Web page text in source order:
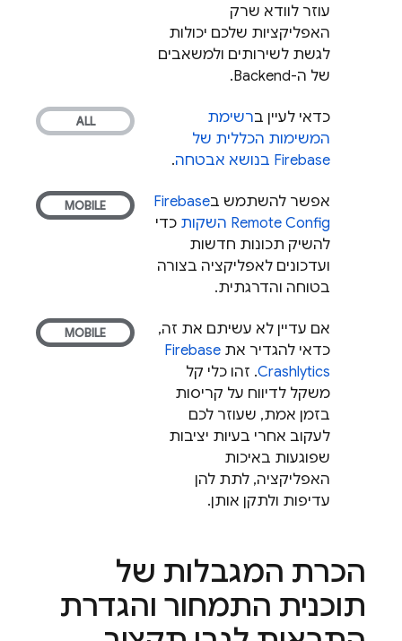
עוזר לוודא שרק
האפליקציות שלכם יכולות
לגשת לשירותים ולמשאבים
של ה-Backend.
כדאי לעיין ברשימת
המשימות הכללית של
Firebase בנושא אבטחה
.
אפשר להשתמש בFirebase
Remote Config השקות כדי
להשיק תכונות חדשות
ועדכונים לאפליקציה בצורה
בטוחה והדרגתית.
אם עדיין לא עשיתם את זה,
כדאי להגדיר את Firebase
Crashlytics. זהו כלי קל
משקל לדיווח על קריסות
בזמן אמת, שעוזר לכם
לעקוב אחרי בעיות יציבות
שפוגעות באיכות
האפליקציה, לתת להן
עדיפות ולתקן אותן.
הכרת המגבלות של
תוכנית התמחור והגדרת